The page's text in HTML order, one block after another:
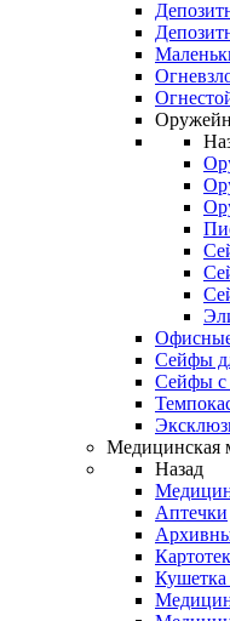
Сейфы
Сейфы с
Медицинская
Назад
Аптечки
Кушетка